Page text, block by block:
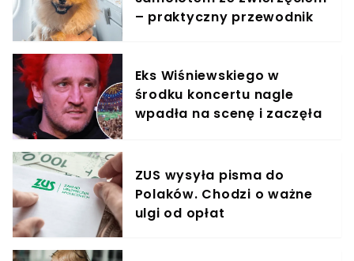
– praktyczny przewodnik
Eks Wiśniewskiego w
środku koncertu nagle
wpadła na scenę i zaczęła
ZUS wysyła pisma do
Polaków. Chodzi o ważne
ulgi od opłat